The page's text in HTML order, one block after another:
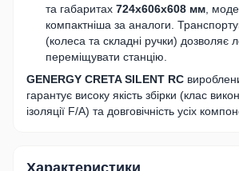
та габаритах 724х606х608 мм ,
компактніша за аналоги.
(колеса та складні ручки) дозволяє
переміщувати станцію.
GENERGY CRETA SILENT RC
гарантує високу якість збірки (клас
ізоляції F/A) та довговічність усіх